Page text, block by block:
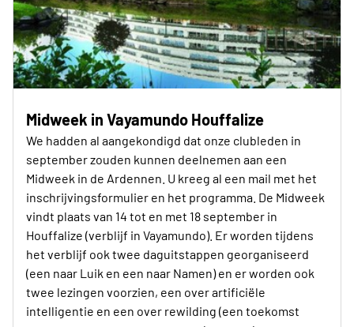
Midweek in Vayamundo Houffalize
We hadden al aangekondigd dat onze clubleden in
september zouden kunnen deelnemen aan een
Midweek in de Ardennen. U kreeg al een mail met het
inschrijvingsformulier en het programma. De Midweek
vindt plaats van 14 tot en met 18 september in
Houffalize (verblijf in Vayamundo). Er worden tijdens
het verblijf ook twee daguitstappen georganiseerd
(een naar Luik en een naar Namen) en er worden ook
twee lezingen voorzien, een over artificiële
intelligentie en een over rewilding (een toekomst